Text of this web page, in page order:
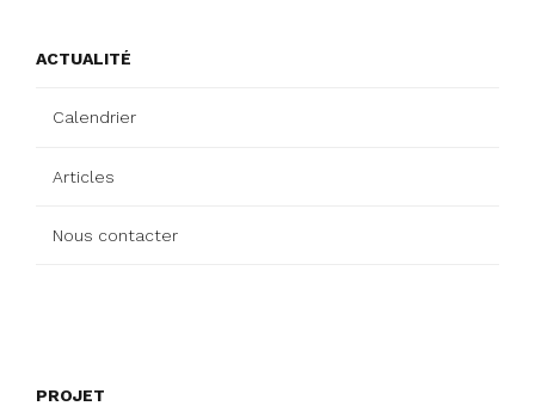
ACTUALITÉ
Calendrier
Articles
Nous contacter
PROJET